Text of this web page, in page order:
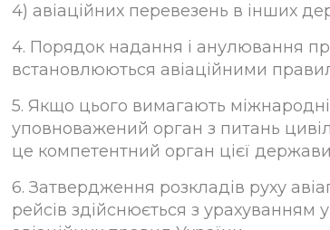
4) авіаційних перевезень в інших
4. Порядок надання і анулювання
встановлюються авіаційними
5. Якщо цього вимагають
уповноважений орган з питань
це компетентний орган цієї
6. Затвердження розкладів руху
рейсів здійснюється з урахуванням